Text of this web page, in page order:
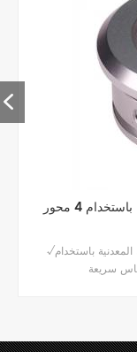
تحولت أجزاء المصنعة باستخدام 4 محور CNC مخارط و آلات
√التصنيع باستخدام الحاسب الآلي الطحن √الأجزاء المعدنية باستخدام
سريعة